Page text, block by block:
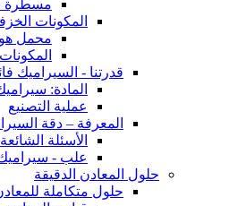
مسطرة
المكونات
محمل
قدرتنا - السيراميك
المادة:
عملية التصنيع
المعرفة – دقة
الأسئلة
علب -
حلول المعادن الدقيقة
حلول متكاملة